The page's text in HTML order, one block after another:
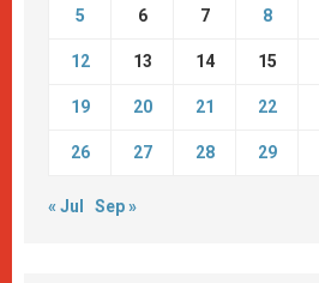
5 6 7 8
12 13 14 15
19 20 21 22
26 27 28 29
« Jul Sep »